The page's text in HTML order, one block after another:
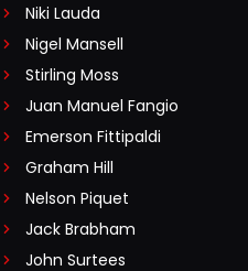
Niki Lauda
Nigel Mansell
Stirling Moss
Juan Manuel Fangio
Emerson Fittipaldi
Graham Hill
Nelson Piquet
Jack Brabham
John Surtees